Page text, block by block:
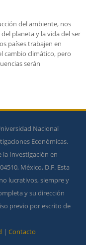
del ambiente, nos
planeta y la vida del ser
países trabajen en
cambio climático, pero
serán
Nacional
Económicas.
la Investigación en
México, D.F. Esta
lucrativos, siempre y
y su dirección
previo por escrito de
| Contacto